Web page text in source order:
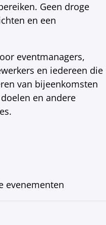
Geen droge
en een
eventmanagers,
en iedereen die
van bijeenkomsten
en andere
evenementen